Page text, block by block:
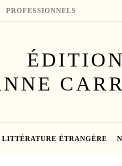
PROFESSIONNELS
LITTÉRATURE ÉTRANGÈRE